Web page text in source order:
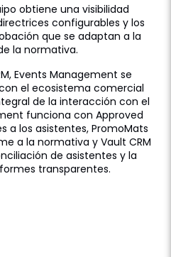
obtiene una visibilidad
configurables y los
que se adaptan a la
la normativa.
Events Management se
el ecosistema comercial
de la interacción con el
funciona con Approved
a los asistentes, PromoMats
a la normativa y Vault CRM
de asistentes y la
transparentes.